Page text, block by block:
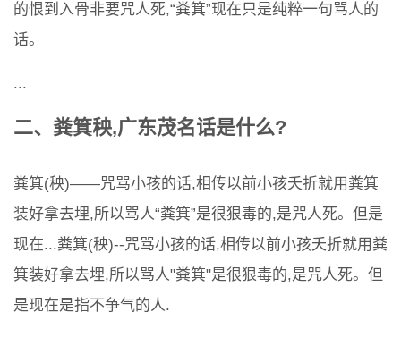
的恨到入骨非要咒人死,“粪箕”现在只是纯粹一句骂人的
话。
...
二、粪箕秧,广东茂名话是什么?
粪箕(秧)——咒骂小孩的话,相传以前小孩夭折就用粪箕
装好拿去埋,所以骂人“粪箕”是很狠毒的,是咒人死。但是
现在...粪箕(秧)--咒骂小孩的话,相传以前小孩夭折就用粪
箕装好拿去埋,所以骂人"粪箕"是很狠毒的,是咒人死。但
是现在是指不争气的人.